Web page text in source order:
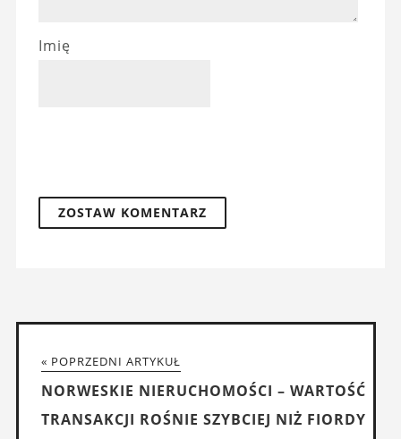
Imię
« POPRZEDNI ARTYKUŁ
NORWESKIE NIERUCHOMOŚCI – WARTOŚĆ
TRANSAKCJI ROŚNIE SZYBCIEJ NIŻ FIORDY